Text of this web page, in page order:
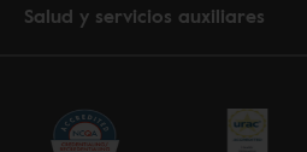
Salud y servicios auxiliares